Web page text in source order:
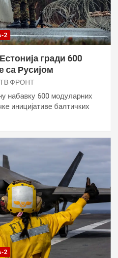
2
гради 600
са Русијом
ТВ ФРОНТ
набавку 600 модуларних
иницијативе балтичких
2